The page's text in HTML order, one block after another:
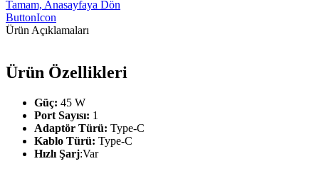
Tamam, Anasayfaya Dön
ButtonIcon
Ürün Açıklamaları
Ürün Özellikleri
Güç: 45 W
Port Sayısı: 1
Adaptör Türü: Type-C
Kablo Türü: Type-C
Hızlı Şarj:Var